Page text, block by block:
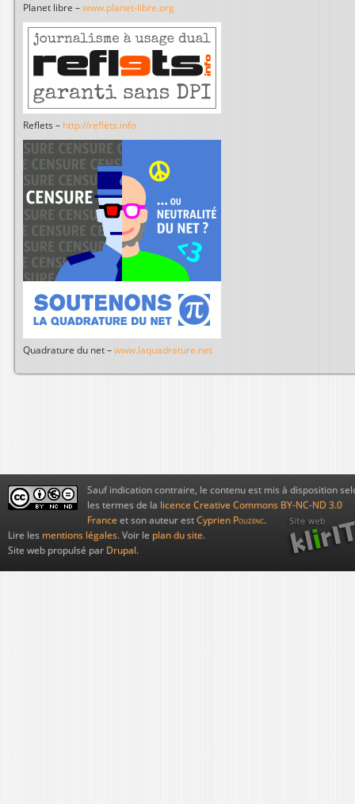
Planet libre – www.planet-libre.org
Reflets – http://reflets.info
Quadrature du net – www.laquadrature.net
Sauf indication contraire, le contenu est mis à disposition
les termes de la licence Creative Commons BY-NC-ND 3.0
France et son auteur est Cyprien Pouzenc.
Lire les mentions légales. Voir le plan du site.
Site web propulsé par Drupal.